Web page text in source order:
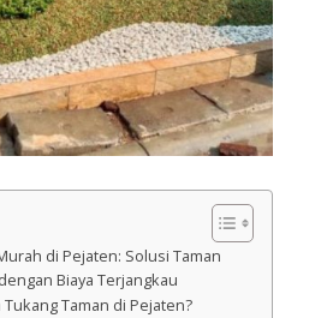
di Pejaten: Solusi Taman
Biaya Terjangkau
Taman di Pejaten?